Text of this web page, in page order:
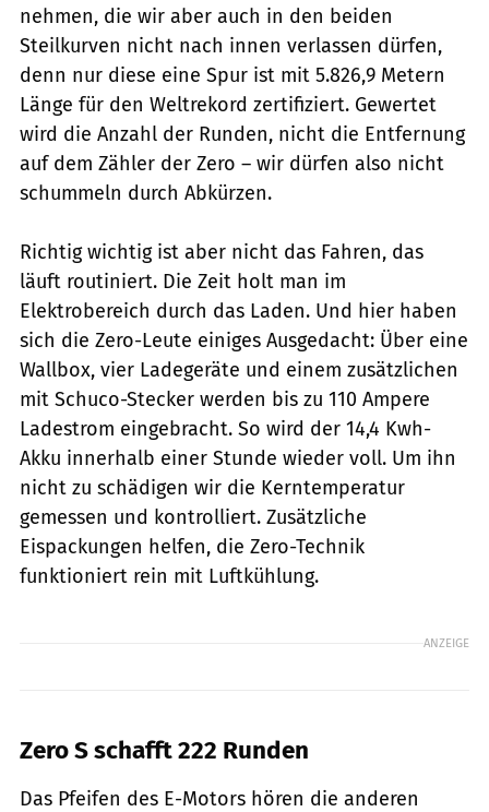
nehmen, die wir aber auch in den beiden
Steilkurven nicht nach innen verlassen dürfen,
denn nur diese eine Spur ist mit 5.826,9 Metern
Länge für den Weltrekord zertifiziert. Gewertet
wird die Anzahl der Runden, nicht die Entfernung
auf dem Zähler der Zero – wir dürfen also nicht
schummeln durch Abkürzen.
Richtig wichtig ist aber nicht das Fahren, das
läuft routiniert. Die Zeit holt man im
Elektrobereich durch das Laden. Und hier haben
sich die Zero-Leute einiges Ausgedacht: Über eine
Wallbox, vier Ladegeräte und einem zusätzlichen
mit Schuco-Stecker werden bis zu 110 Ampere
Ladestrom eingebracht. So wird der 14,4 Kwh-
Akku innerhalb einer Stunde wieder voll. Um ihn
nicht zu schädigen wir die Kerntemperatur
gemessen und kontrolliert. Zusätzliche
Eispackungen helfen, die Zero-Technik
funktioniert rein mit Luftkühlung.
ANZEIGE
Zero S schafft 222 Runden
Das Pfeifen des E-Motors hören die anderen